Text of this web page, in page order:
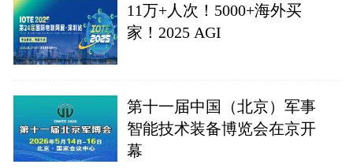
11万+人次！5000+海外买
家！2025 AGI
第十一届中国（北京）军事
智能技术装备博览会在京开
幕